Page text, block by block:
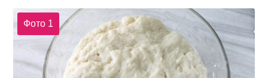
Фото 1